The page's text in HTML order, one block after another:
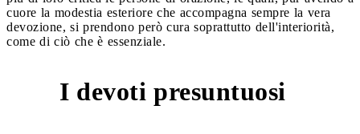
cuore la modestia esteriore che accompagna sempre la vera
devozione, si prendono però cura soprattutto dell'interiorità,
come di ciò che è essenziale.
I devoti presuntuosi